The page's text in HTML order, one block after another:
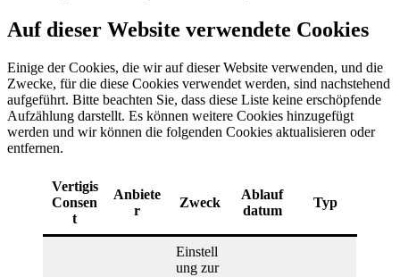
Auf dieser Website verwendete Cookies
Einige der Cookies, die wir auf dieser Website verwenden, und die
Zwecke, für die diese Cookies verwendet werden, sind nachstehend
aufgeführt. Bitte beachten Sie, dass diese Liste keine erschöpfende
Aufzählung darstellt. Es können weitere Cookies hinzugefügt
werden und wir können die folgenden Cookies aktualisieren oder
entfernen.
Vertigis
Consen
t
Anbiete
r
Zweck
Ablauf
datum
Typ
Einstell
ung zur